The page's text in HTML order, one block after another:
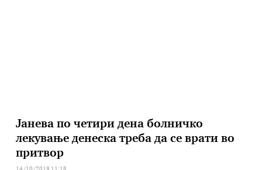
Јанева по четири дена болничко
лекување денеска треба да се врати во
притвор